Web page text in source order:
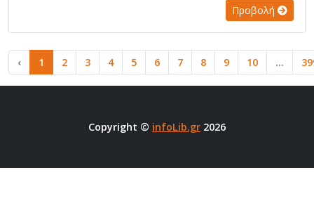
Προβολή
‹ 1 2 3 4 5 6 7 8 9 10 ...
Copyright © infoLib.gr 2026